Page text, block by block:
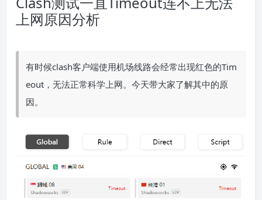
上网原因分析
有时候clash客户端使用机场线路会经常出现红色的Tim
eout，无法正常科学上网。今天带大家了解其中的原
因。